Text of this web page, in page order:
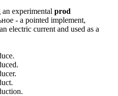
experimental prod
- a pointed implement,
electric current and used as a